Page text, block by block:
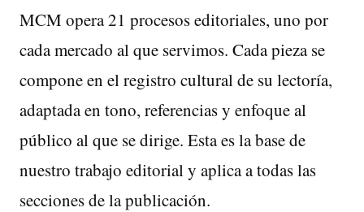
MCM opera 21 procesos editoriales, uno por
cada mercado al que servimos. Cada pieza se
compone en el registro cultural de su lectoría,
adaptada en tono, referencias y enfoque al
público al que se dirige. Esta es la base de
nuestro trabajo editorial y aplica a todas las
secciones de la publicación.